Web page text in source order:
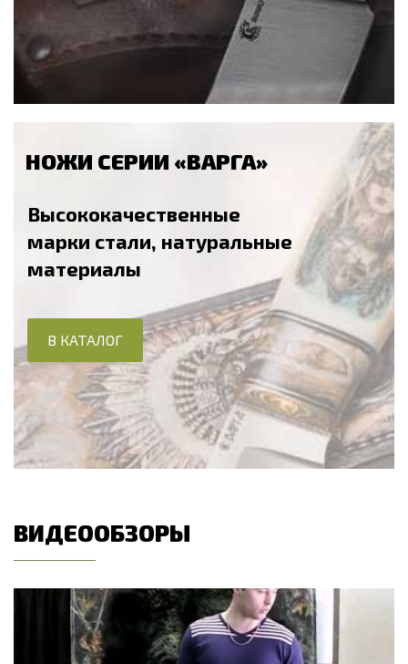
НОЖИ СЕРИИ «ВАРГА»
Высококачественные
марки стали, натуральные
материалы
В КАТАЛОГ
ВИДЕООБЗОРЫ